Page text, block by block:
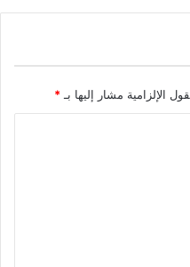
الإلزامية مشار إليها بـ*